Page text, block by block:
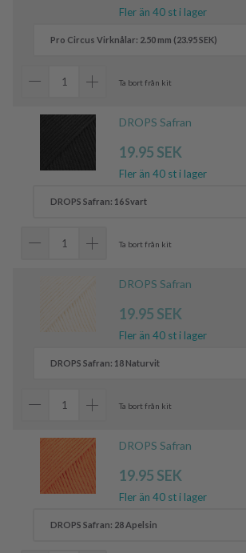
Fler än 40 st i lager
Ta bort från kit
DROPS Safran
19.95 SEK
Fler än 40 st i lager
Ta bort från kit
DROPS Safran
19.95 SEK
Fler än 40 st i lager
Ta bort från kit
DROPS Safran
19.95 SEK
Fler än 40 st i lager